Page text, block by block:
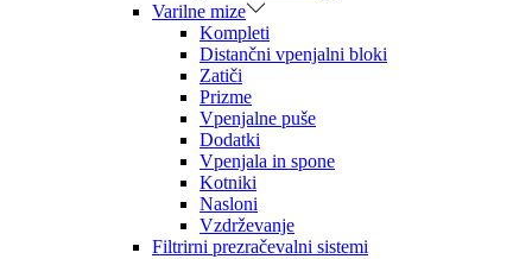
Varilne mize
Kompleti
Distančni vpenjalni bloki
Zatiči
Prizme
Vpenjalne puše
Dodatki
Vpenjala in spone
Kotniki
Nasloni
Vzdrževanje
Filtrirni prezračevalni sistemi